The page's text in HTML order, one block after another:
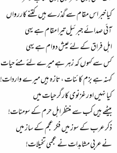
کیا خبر اس مقام سے گذرے ہیں کتنے کاررواں
آئی صدائے جبرئیل تیرا مقام ہے یہی
اہل فراق کے لئے عیش دوام ہے یہی
کس سے کہوں کہ زہر ہے میرے لئے مئے حیات
کہنہ ہے بزم کائنات ، تازہ ہیں میرے واردات!
کیا نہیں اور غزنوی کارگر حیات میں
بیٹھے ہیں کب سے منتظر اہل حرم کے سومنات!
ذکر عرب کے سوز میں فکر عجم کے ساز میں
نے عربی مشاہدات نے عجمی تخیلات!